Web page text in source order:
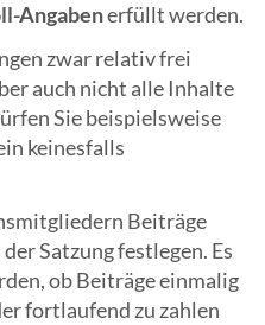
Angabenerfüllt werden.
zwar relativ frei
auch nicht alle Inhalte
Sie beispielsweise
keinesfalls
Beiträge
Satzung festlegen. Es
ob Beiträge einmalig
fortlaufend zu zahlen